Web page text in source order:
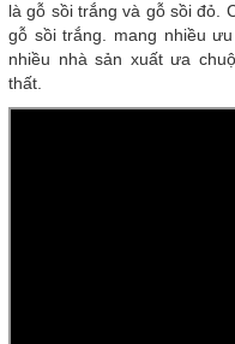
là gỗ sồi trắng và gỗ sồi đỏ.
gỗ sồi trắng. mang nhiều
nhiều nhà sản xuất ưa
thất.